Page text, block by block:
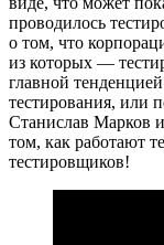
проводилось
о том, что
из которых —
главной
тестирования, или
Станислав Марков
том, как работают
тестировщиков!